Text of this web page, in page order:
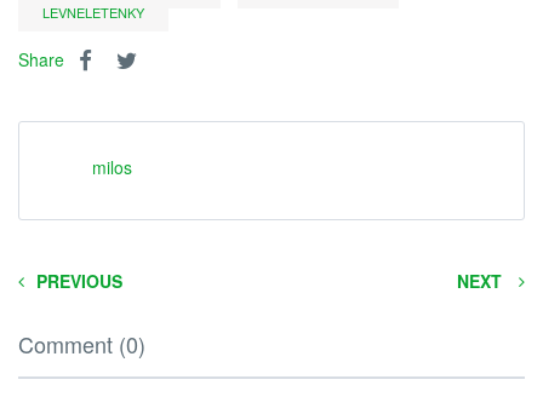
LEVNELETENKY
Share
milos
PREVIOUS NEXT
Comment (0)